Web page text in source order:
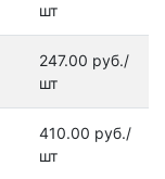
шт
247.00 руб./
шт
410.00 руб./
шт